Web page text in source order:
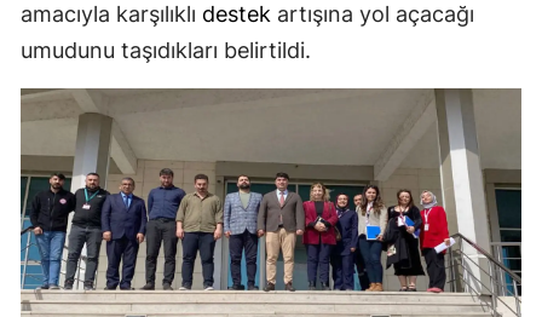
Yozgat
Aksaray
Bayburt
Karaman
Kırıkkale
amacıyla karşılıklı destek artışına yol açacağı
umudunu taşıdıkları belirtildi.